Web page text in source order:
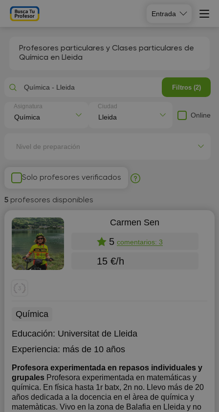
Entrada
Profesores particulares y Clases particulares de
Química en Lleida
Solo profesores verificados
5 profesores disponibles
Carmen Sen
5 comentarios: 3
15 €/h
Química
Educación: Universitat de Lleida
Experiencia: más de 10 años
Profesora experimentada en repasos individuales y
grupales Profesora experimentada en matemáticas y
química. En física hasta 1r batx, 2n no. Llevo más de 20
años dedicada a la docencia en el àrea de química y
matemàticas. Vivo en la zona de Balafia en Lleida y no
Química - Lleida Filtros (2)
Asignatura Ciudad
Online
Nivel de preparación